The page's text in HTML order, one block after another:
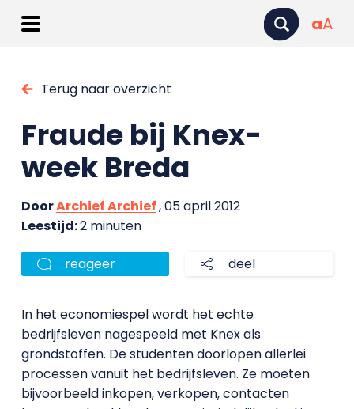
aA
Terug naar overzicht
Fraude bij Knex-
week Breda
DoorArchief Archief, 05 april 2012
Leestijd:2 minuten
reageer deel
In het economiespel wordt het echte
bedrijfsleven nagespeeld met Knex als
grondstoffen. De studenten doorlopen allerlei
processen vanuit het bedrijfsleven. Ze moeten
bijvoorbeeld inkopen, verkopen, contacten